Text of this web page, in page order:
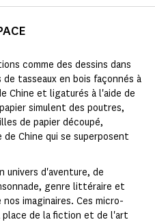
comme des dessins dans
tasseaux en bois façonnés à
Chine et ligaturés à l'aide de
simulent des poutres,
de papier découpé,
Chine qui se superposent
univers d'aventure, de
genre littéraire et
imaginaires. Ces micro-
de la fiction et de l'art